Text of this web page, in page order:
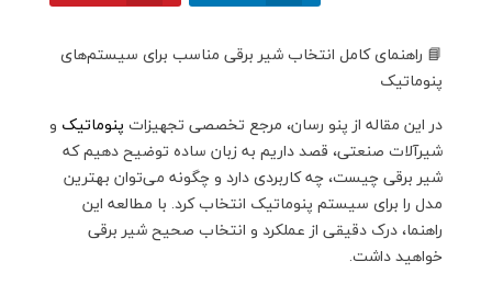
📘 راهنمای کامل انتخاب شیر برقی مناسب برای سیستم‌های
پنوماتیک
در این مقاله از پنو رسان، مرجع تخصصی تجهیزات پنوماتیک و
شیرآلات صنعتی، قصد داریم به زبان ساده توضیح دهیم که
شیر برقی چیست، چه کاربردی دارد و چگونه می‌توان بهترین
مدل را برای سیستم پنوماتیک انتخاب کرد. با مطالعه این
راهنما، درک دقیقی از عملکرد و انتخاب صحیح شیر برقی
خواهید داشت.